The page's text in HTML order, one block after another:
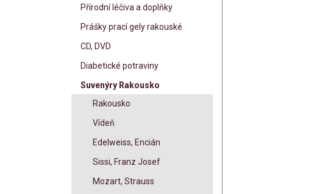
Přírodní léčiva a doplňky
Prášky prací gely rakouské
CD, DVD
Diabetické potraviny
Suvenýry Rakousko
Rakousko
Vídeň
Edelweiss, Encián
Sissi, Franz Josef
Mozart, Strauss